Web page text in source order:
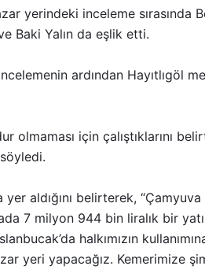
yerindeki inceleme sırasında
Baki Yalın da eşlik etti.
ardından Hayıtlıgöl
olmaması için çalıştıklarını
aldığını belirterek, “Çamyuva
7 milyon 944 bin liralık bir
halkımızın
yeri yapacağız. Kemerimize